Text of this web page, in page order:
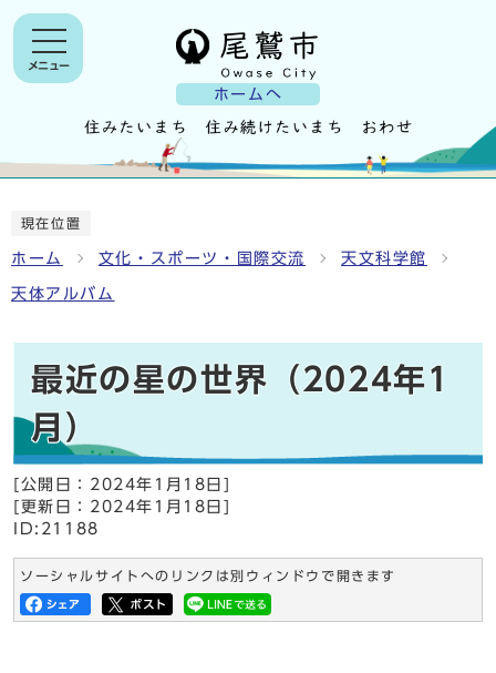
ホームへ
メニュー
現在位置
ホーム 文化・スポーツ・国際交流 天文科学館
天体アルバム
最近の星の世界（2024年1
月）
[公開日： 2024年1月18日
[更新日： 2024年1月18日
ID:21188
ソーシャルサイトへのリンクは別ウィンドウで開きます